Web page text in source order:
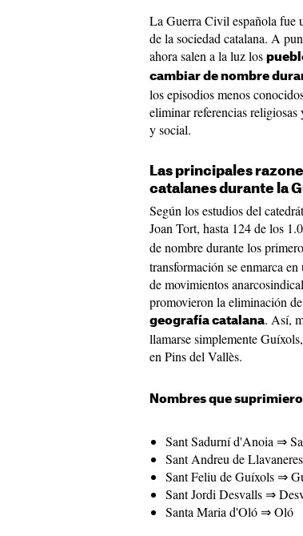
La Guerra Civil española fue
de la sociedad catalana. A
ahora salen a la luz los
cambiar de nombre
los episodios menos
eliminar referencias
y social.
Las principales
catalanes durante la
Según los estudios del
Joan Tort, hasta 124 de los
de nombre durante los
transformación se enmarca
de movimientos
promovieron la eliminación
geografía catalana. Así,
llamarse simplemente
en Pins del Vallès.
Nombres que
Sant Sadurní d'Anoia ⇒
Sant Andreu de
Sant Feliu de Guíxols ⇒
Sant Jordi Desvalls ⇒
Santa Maria d'Oló ⇒ Oló